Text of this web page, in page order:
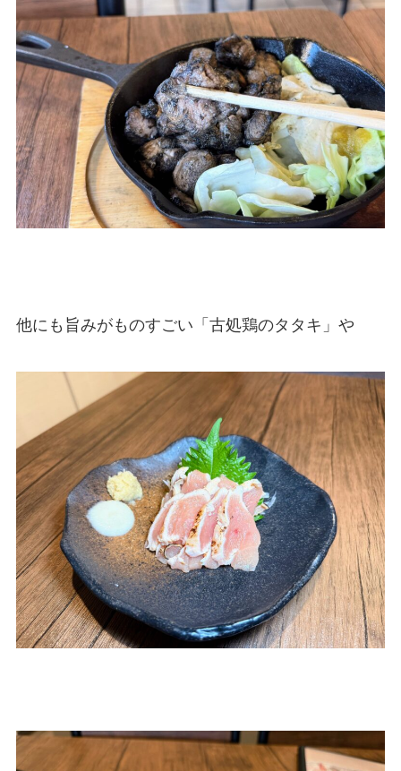
他にも旨みがものすごい「古処鶏のタタキ」や